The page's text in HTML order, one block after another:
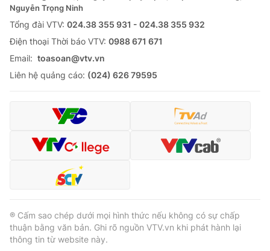
VTV4 Vươn mình bằng AI
VTV9
Theo dõi báo trên
Nguyễn Trọng Ninh
Tổng đài VTV: 024.38 355 931 - 024.38 355 932
Ðiện thoại Thời báo VTV: 0988 671 671
Email: toasoan@vtv.vn
Liên hệ quảng cáo: (024) 626 79595
® Cấm sao chép dưới mọi hình thức nếu không có sự chấp
thuận bằng văn bản. Ghi rõ nguồn VTV.vn khi phát hành lại
thông tin từ website này.